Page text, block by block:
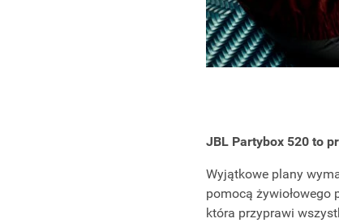
JBL Partybox 520 to
Wyjątkowe plany
pomocą żywiołowego
która przyprawi